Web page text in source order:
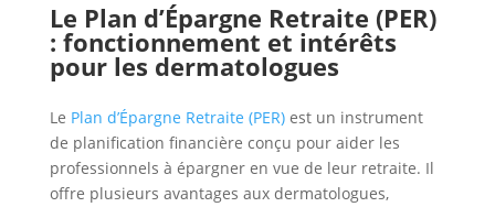
Le Plan d’Épargne Retraite (PER)
: fonctionnement et intérêts
pour les dermatologues
Le Plan d’Épargne Retraite (PER)est un instrument
de planification financière conçu pour aider les
professionnels à épargner en vue de leur retraite. Il
offre plusieurs avantages aux dermatologues,